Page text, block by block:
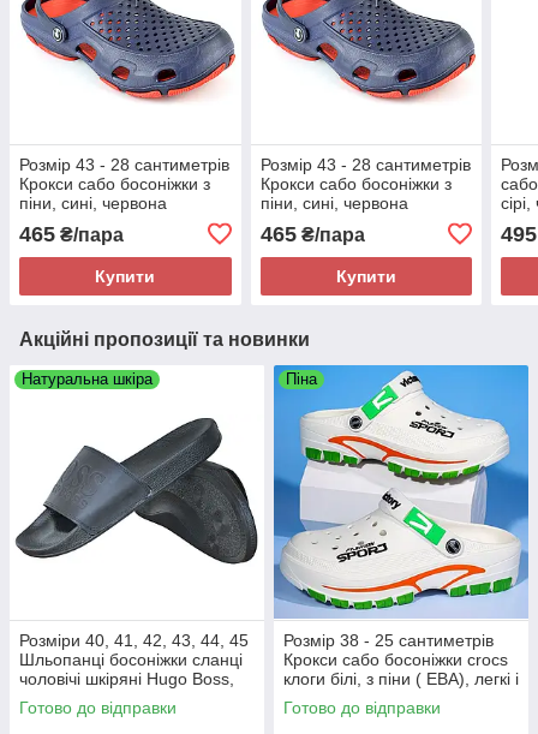
Розмір 43 - 28 сантиметрів
Крокси сабо босоніжки з
піни, сині, червона
середина, повнорозмірні
JoAm 118133
465 ₴/пара
Купити
Розмір 43 - 28 сантиметрів
Крокси сабо босоніжки з
піни, сині, червона
середина, повнорозмірні
JoAm 118133
465₴/пара
Купити
495
Акційні пропозиції та новинки
Натуральна шкіра
Розміри 40, 41, 42, 43, 44, 45
Шльопанці босоніжки сланці
чоловічі шкіряні Hugo Boss,
чорні, на підошві з піни
Готово до відправки
Піна
Розмір 38 - 25 сантиметрів
Крокси сабо босоніжки crocs
клоги білі, з піни ( ЕВА), легкі і
зручні
Готово до відправки